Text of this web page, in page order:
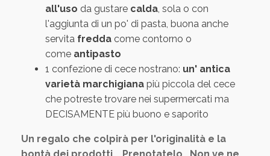
all'uso da gustare calda, sola o con
l'aggiunta di un po' di pasta, buona anche
servita fredda come contorno o
come antipasto
1 confezione di cece nostrano: un' antica
varietà marchigiana più piccola del cece
che potreste trovare nei supermercati ma
DECISAMENTE più buono e saporito
Un regalo che colpirà per l'originalità e la